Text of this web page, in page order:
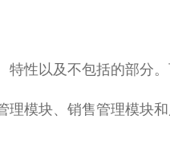
特性以及不包括的部分
模块、销售管理模块